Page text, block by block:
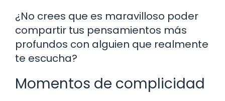
¿No crees que es maravilloso poder
compartir tus pensamientos más
profundos con alguien que realmente
te escucha?
Momentos de complicidad